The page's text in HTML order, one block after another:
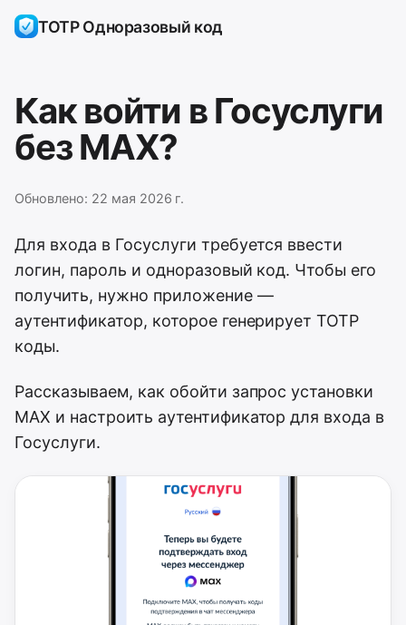
TOTP Одноразовый код
Как войти в Госуслуги
без MAX?
Обновлено: 22 мая 2026 г.
Для входа в Госуслуги требуется ввести
логин, пароль и одноразовый код. Чтобы его
получить, нужно приложение —
аутентификатор, которое генерирует TOTP
коды.
Рассказываем, как обойти запрос установки
MAX и настроить аутентификатор для входа в
Госуслуги.